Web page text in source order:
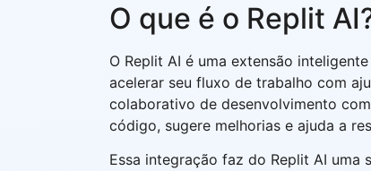
O que é o Replit
O Replit AI é uma extensão
acelerar seu fluxo de trabalho com
colaborativo de desenvolvimento
código, sugere melhorias e ajuda a
Essa integração faz do Replit AI uma